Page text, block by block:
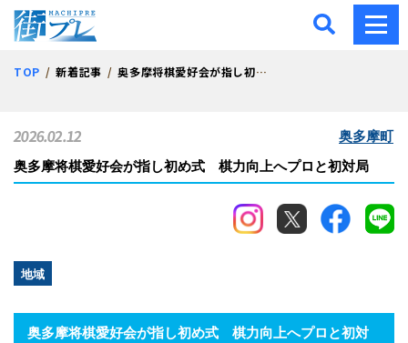
街プレ -東京・西多摩の
TOP 新着記事 奥多摩将棋愛好会が指し初め式 棋力向上へプロと初対局
奥多摩将棋愛好会が指し初め式 棋力向上へプロと初対局
地域
2026.02.12 奥多摩町
奥多摩将棋愛好会が指し初め式 棋力向上へプロと初対